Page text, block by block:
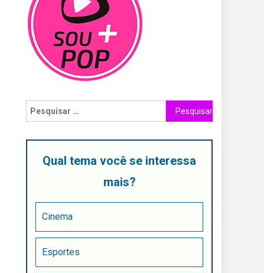
Qual tema você se interessa
mais?
Cinema
Esportes